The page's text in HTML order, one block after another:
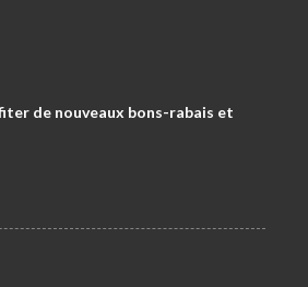
de nouveaux bons-rabais et